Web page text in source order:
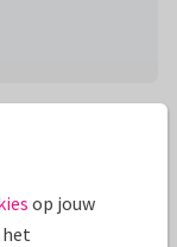
op jouw